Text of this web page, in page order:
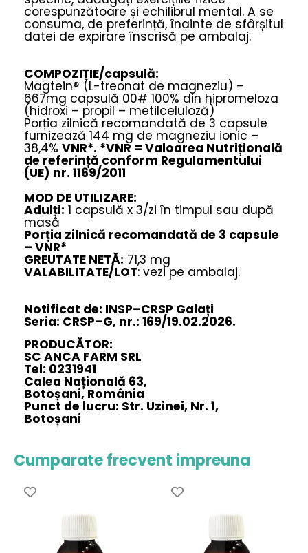
corespunzătoare și echilibrul mental. A se
consuma, de preferință, înainte de sfârșitul
datei de expirare înscrisă pe ambalaj.
COMPOZIȚIE/capsulă:
Magtein® (L-treonat de magneziu) –
667mg capsulă 00# 100% din hipromeloza
(hidroxi – propil – metilceluloză)
Porția zilnică recomandată de 3 capsule
furnizează 144 mg de magneziu ionic –
38,4% VNR*. *VNR = Valoarea Nutrițională
de referință conform Regulamentului
(UE) nr. 1169/2011
MOD DE UTILIZARE:
Adulți: 1 capsulă x 3/zi în timpul sau după
masă
Porția zilnică recomandată de 3 capsule
– VNR*
GREUTATE NETĂ: 71,3 mg
VALABILITATE/LOT: vezi pe ambalaj.
Notificat de: INSP–CRSP Galați
Seria: CRSP–G, nr.: 169/19.02.2026.
PRODUCĂTOR:
SC ANCA FARM SRL
Tel: 0231941
Calea Națională 63,
Botoșani, România
Punct de lucru: Str. Uzinei, Nr. 1,
Botoșani
Cumparate frecvent impreuna